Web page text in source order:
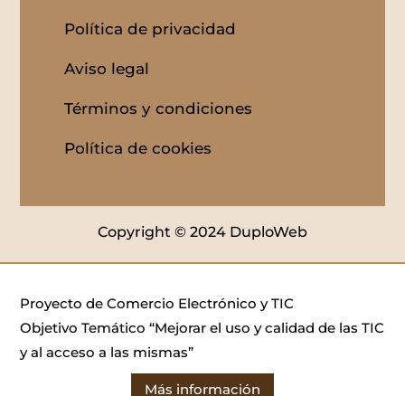
Política de privacidad
Aviso legal
Términos y condiciones
Política de cookies
Copyright © 2024 DuploWeb
Proyecto de Comercio Electrónico y TIC
Objetivo Temático “Mejorar el uso y calidad de las TIC
y al acceso a las mismas”
Más información